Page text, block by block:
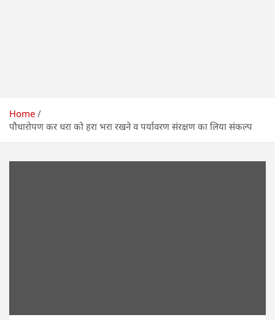
Home
पौधारोपण कर धरा को हरा भरा रखने व पर्यावरण संरक्षण का लिया संकल्प